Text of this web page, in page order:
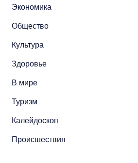
Экономика
Общество
Культура
Здоровье
В мире
Туризм
Калейдоскоп
Происшествия